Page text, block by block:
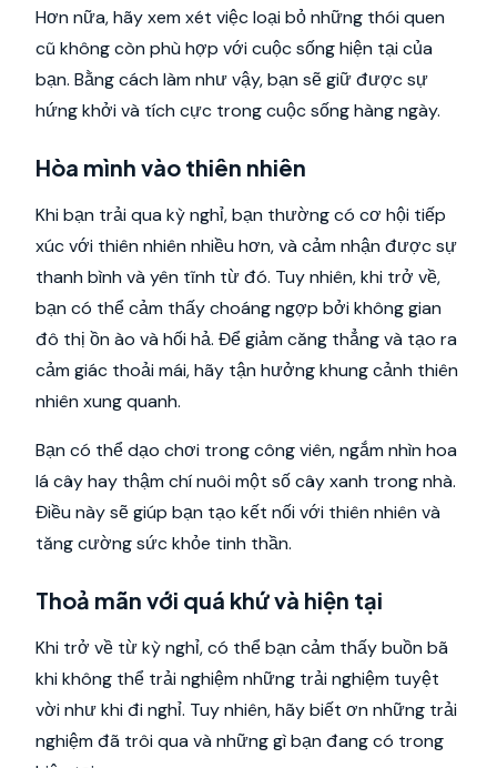
Hơn nữa, hãy xem xét việc loại bỏ những thói quen
cũ không còn phù hợp với cuộc sống hiện tại của
bạn. Bằng cách làm như vậy, bạn sẽ giữ được sự
hứng khởi và tích cực trong cuộc sống hàng ngày.
Hòa mình vào thiên nhiên
Khi bạn trải qua kỳ nghỉ, bạn thường có cơ hội tiếp
xúc với thiên nhiên nhiều hơn, và cảm nhận được sự
thanh bình và yên tĩnh từ đó. Tuy nhiên, khi trở về,
bạn có thể cảm thấy choáng ngợp bởi không gian
đô thị ồn ào và hối hả. Để giảm căng thẳng và tạo ra
cảm giác thoải mái, hãy tận hưởng khung cảnh thiên
nhiên xung quanh.
Bạn có thể dạo chơi trong công viên, ngắm nhìn hoa
lá cây hay thậm chí nuôi một số cây xanh trong nhà.
Điều này sẽ giúp bạn tạo kết nối với thiên nhiên và
tăng cường sức khỏe tinh thần.
Thoả mãn với quá khứ và hiện tại
Khi trở về từ kỳ nghỉ, có thể bạn cảm thấy buồn bã
khi không thể trải nghiệm những trải nghiệm tuyệt
vời như khi đi nghỉ. Tuy nhiên, hãy biết ơn những trải
nghiệm đã trôi qua và những gì bạn đang có trong